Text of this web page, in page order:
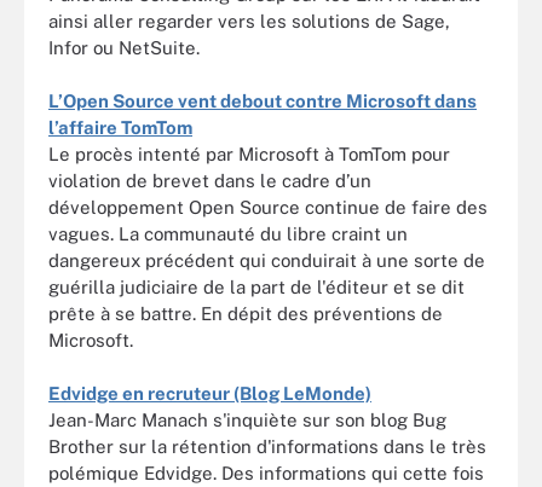
ainsi aller regarder vers les solutions de Sage,
Infor ou NetSuite.
L’Open Source vent debout contre Microsoft dans
l’affaire TomTom
Le procès intenté par Microsoft à TomTom pour
violation de brevet dans le cadre d’un
développement Open Source continue de faire des
vagues. La communauté du libre craint un
dangereux précédent qui conduirait à une sorte de
guérilla judiciaire de la part de l'éditeur et se dit
prête à se battre. En dépit des préventions de
Microsoft.
Edvidge en recruteur (Blog LeMonde)
Jean-Marc Manach s'inquiète sur son blog Bug
Brother sur la rétention d'informations dans le très
polémique Edvidge. Des informations qui cette fois